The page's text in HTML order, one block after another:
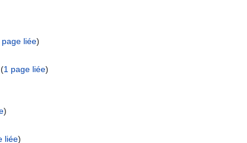
page liée)
‏‎ (1 page liée)
)
liée)